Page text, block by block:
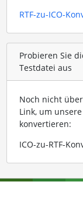
RTF-zu-ICO-
Probieren Sie
Testdatei aus
Noch nicht
Link, um
konvertieren:
ICO-zu-RTF-